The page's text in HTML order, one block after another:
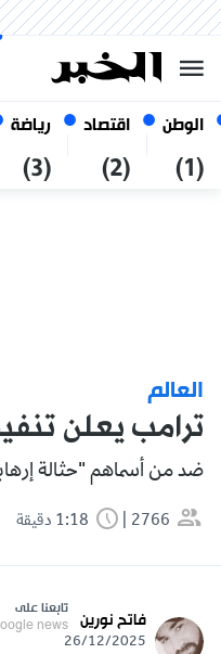
الوطن
(1)
اقتصاد
(2)
رياضة
(3)
06 أغسطس 2026
العالم
ترامب يعلن
ضد من أسماهم "حثالة
2766
فاتح نورين
26/12/2025
تابعنا على
news